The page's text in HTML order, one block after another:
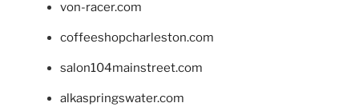
von-racer.com
coffeeshopcharleston.com
salon104mainstreet.com
alkaspringswater.com